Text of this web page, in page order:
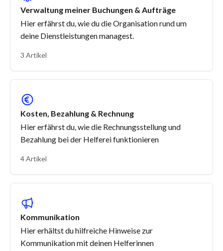
Verwaltung meiner Buchungen & Aufträge
Hier erfährst du, wie du die Organisation rund um
deine Dienstleistungen managest.
3 Artikel
Kosten, Bezahlung & Rechnung
Hier erfährst du, wie die Rechnungsstellung und
Bezahlung bei der Helferei funktionieren
4 Artikel
Kommunikation
Hier erhältst du hilfreiche Hinweise zur
Kommunikation mit deinen Helferinnen